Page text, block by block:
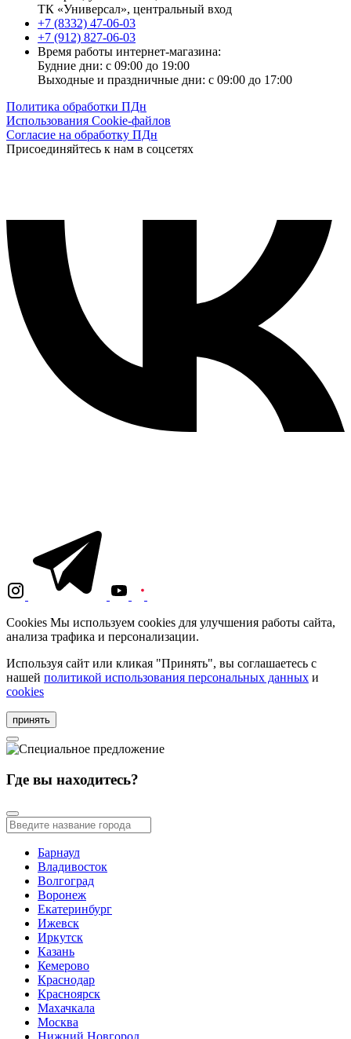
ТК «Универсал», центральный вход
+7 (8332) 47-06-03
+7 (912) 827-06-03
Время работы интернет-магазина:
Будние дни: с 09:00 до 19:00
Выходные и праздничные дни: с 09:00 до 17:00
Политика обработки ПДн
Использования Cookie-файлов
Согласие на обработку ПДн
Присоединяйтесь к нам в соцсетях
Cookies Мы используем cookies для улучшения работы сайта,
анализа трафика и персонализации.
Используя сайт или кликая "Принять", вы соглашаетесь с
нашей политикой использования персональных данных и
cookies
принять
Где вы находитесь?
Барнаул
Владивосток
Волгоград
Воронеж
Екатеринбург
Ижевск
Иркутск
Казань
Кемерово
Краснодар
Красноярск
Махачкала
Москва